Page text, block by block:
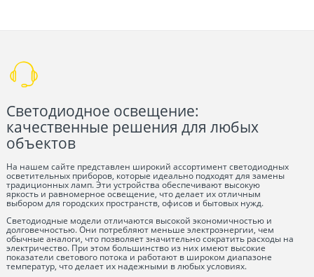
Светодиодное освещение:
качественные решения для любых
объектов
На нашем сайте представлен широкий ассортимент светодиодных
осветительных приборов, которые идеально подходят для замены
традиционных ламп. Эти устройства обеспечивают высокую
яркость и равномерное освещение, что делает их отличным
выбором для городских пространств, офисов и бытовых нужд.
Светодиодные модели отличаются высокой экономичностью и
долговечностью. Они потребляют меньше электроэнергии, чем
обычные аналоги, что позволяет значительно сократить расходы на
электричество. При этом большинство из них имеют высокие
показатели светового потока и работают в широком диапазоне
температур, что делает их надежными в любых условиях.